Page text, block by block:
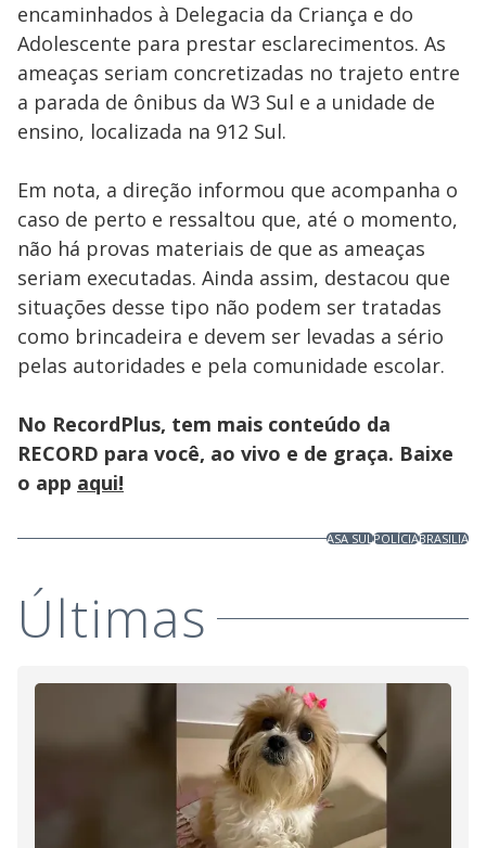
encaminhados à Delegacia da Criança e do
Adolescente para prestar esclarecimentos. As
ameaças seriam concretizadas no trajeto entre
a parada de ônibus da W3 Sul e a unidade de
ensino, localizada na 912 Sul.
Em nota, a direção informou que acompanha o
caso de perto e ressaltou que, até o momento,
não há provas materiais de que as ameaças
seriam executadas. Ainda assim, destacou que
situações desse tipo não podem ser tratadas
como brincadeira e devem ser levadas a sério
pelas autoridades e pela comunidade escolar.
No RecordPlus, tem mais conteúdo da
RECORD para você, ao vivo e de graça. Baixe
o app aqui!
ASA SULPOLÍCIABRASILIA
Últimas